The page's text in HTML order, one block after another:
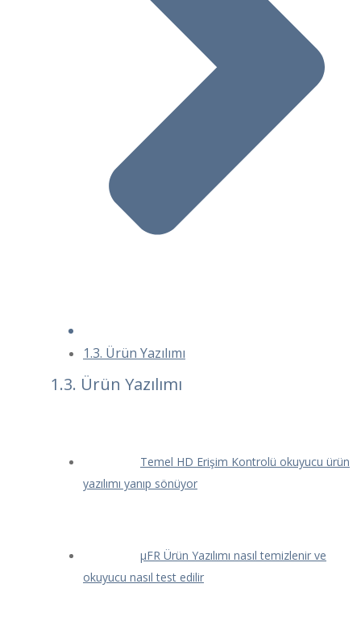
1.3. Ürün Yazılımı
1.3. Ürün Yazılımı
Temel HD Erişim Kontrolü okuyucu ürün
yazılımı yanıp sönüyor
μFR Ürün Yazılımı nasıl temizlenir ve
okuyucu nasıl test edilir